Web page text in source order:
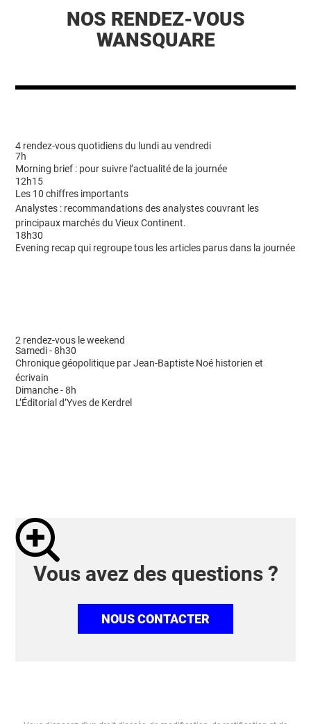
NOS RENDEZ-VOUS
WANSQUARE
4 rendez-vous quotidiens du lundi au vendredi
7h
Morning brief : pour suivre l’actualité de la journée
12h15
Les 10 chiffres importants
Analystes : recommandations des analystes couvrant les
principaux marchés du Vieux Continent.
18h30
Evening recap qui regroupe tous les articles parus dans la journée
2 rendez-vous le weekend
Samedi - 8h30
Chronique géopolitique par Jean-Baptiste Noé historien et
écrivain
Dimanche - 8h
L’Éditorial d’Yves de Kerdrel
Vous avez des questions ?
NOUS CONTACTER